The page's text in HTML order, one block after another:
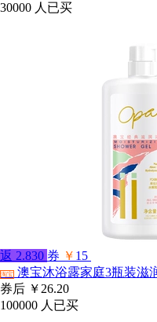
30000 人已买
返 2.830 券 ￥ 15
淘宝 澳宝沐浴露家庭3瓶装滋
券后 ￥26.20
100000 人已买